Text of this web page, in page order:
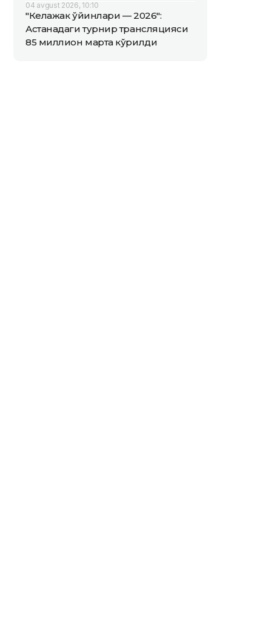
04 avgust 2026, 10:10
"Келажак ўйинлари — 2026":
Астанадаги турнир трансляцияси
85 миллион марта кўрилди